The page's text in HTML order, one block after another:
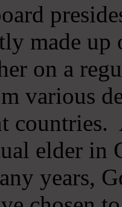
made
on a
various
countries.
elder in
years,